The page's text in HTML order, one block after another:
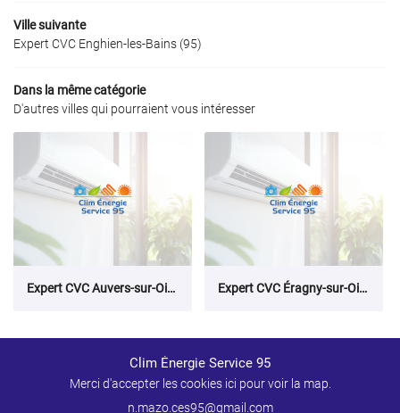
Ville suivante
Expert CVC Enghien‑les‑Bains (95)
Dans la même catégorie
D'autres villes qui pourraient vous intéresser
Expert CVC Auvers‑sur‑Oise (95) Expert CVC Éragny‑sur‑Oise (95)
Clim Énergie Service 95
Merci d'accepter les cookies ici pour voir la map.